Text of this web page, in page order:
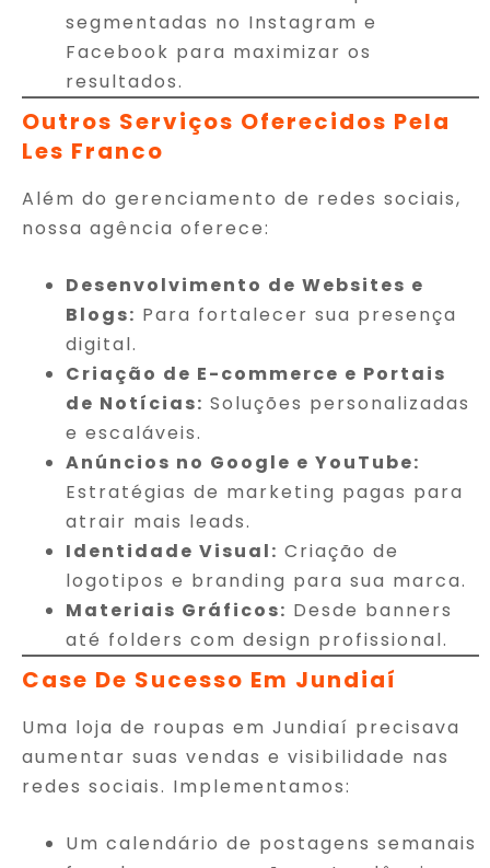
segmentadas no Instagram e
Facebook para maximizar os
resultados.
Outros Serviços Oferecidos Pela
Les Franco
Além do gerenciamento de redes sociais,
nossa agência oferece:
Desenvolvimento de Websites e
Blogs: Para fortalecer sua presença
digital.
Criação de E-commerce e Portais
de Notícias: Soluções personalizadas
e escaláveis.
Anúncios no Google e YouTube:
Estratégias de marketing pagas para
atrair mais leads.
Identidade Visual: Criação de
logotipos e branding para sua marca.
Materiais Gráficos: Desde banners
até folders com design profissional.
Case De Sucesso Em Jundiaí
Uma loja de roupas em Jundiaí precisava
aumentar suas vendas e visibilidade nas
redes sociais. Implementamos:
Um calendário de postagens semanais